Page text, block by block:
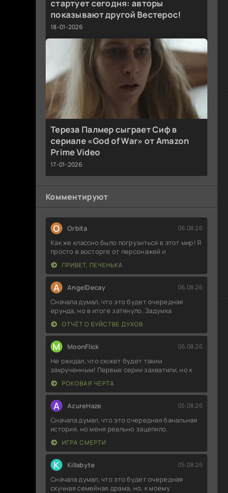
стартует сегодня: авторы
показывают другой Вестерос!
18-01-2026
Тереза Палмер сыграет Сиф в
сериале «God of War» от Amazon
Prime Video
17-01-2026
Комментируют
O Orbita 06.08.26
Как же классно было погрузиться в этот мир! Я
просто в восторге от персонажей и
ПРИВЕТ, ПЕЧЕНЬКА
A AngelDecay 06.08.26
Сначала думал, что это будет очередная
ерунда, но в итоге затянуло. Задумка
ОТЧЁТ О БУЙСТВЕ ДУХОВ
M MoonFlick 06.08.26
Не ожидал, что сюжет будет таким
закрученным! Первые серии захватили, но к
РОКОВАЯ ЧЕРТА
A AzureHaze 05.08.26
Сначала думал, что это очередная банальная
история, но меня реально зацепило.
ИГРА СМЕРТИ
K Killabyte 05.08.26
Сначала думал, что это будет очередная
скучная семейная драма, но, к моему